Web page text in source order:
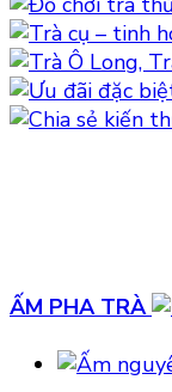
ẤM PHA TRÀ